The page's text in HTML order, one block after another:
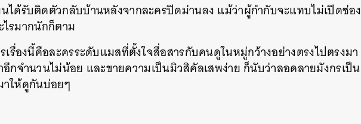
ได้รับติดตัวกลับบ้านหลังจากละครปิดม่านลง แม้ว่าผู้กำกับจะแทบไม่เปิดช่อง
รมากนักก็ตาม
เรื่องนี้คือละครระดับแมสที่ตั้งใจสื่อสารกับคนดูในหมู่กว้างอย่างตรงไปตรงมา
กจำนวนไม่น้อย และขายความเป็นมิวสิคัลเสพง่าย ก็นับว่าลอดลายมังกรเป็น
าให้ดูกันบ่อยๆ